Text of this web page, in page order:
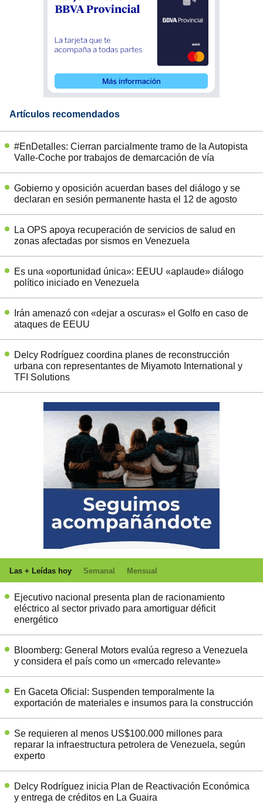
Artículos recomendados
#EnDetalles: Cierran parcialmente tramo de la Autopista
Valle-Coche por trabajos de demarcación de vía
Gobierno y oposición acuerdan bases del diálogo y se
declaran en sesión permanente hasta el 12 de agosto
La OPS apoya recuperación de servicios de salud en
zonas afectadas por sismos en Venezuela
Es una «oportunidad única»: EEUU «aplaude» diálogo
político iniciado en Venezuela
Irán amenazó con «dejar a oscuras» el Golfo en caso de
ataques de EEUU
Delcy Rodríguez coordina planes de reconstrucción
urbana con representantes de Miyamoto International y
TFI Solutions
Las + Leídas hoy Semanal Mensual
Ejecutivo nacional presenta plan de racionamiento
eléctrico al sector privado para amortiguar déficit
energético
Bloomberg: General Motors evalúa regreso a Venezuela
y considera el país como un «mercado relevante»
En Gaceta Oficial: Suspenden temporalmente la
exportación de materiales e insumos para la construcción
Se requieren al menos US$100.000 millones para
reparar la infraestructura petrolera de Venezuela, según
experto
Delcy Rodríguez inicia Plan de Reactivación Económica
y entrega de créditos en La Guaira